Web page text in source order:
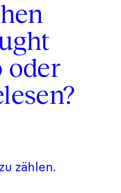
oder
zählen.